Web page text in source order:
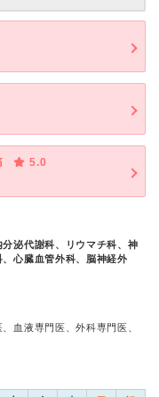
5.0
泌代謝科、リウマチ科、神
心臓血管外科、脳神経外
血液専門医、外科専門医、